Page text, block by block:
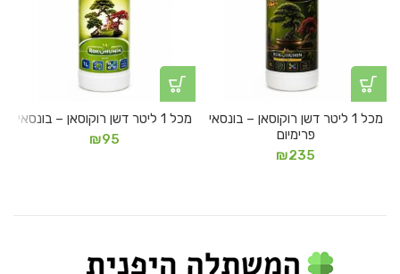
מכל 1 ליטר דשן רוקוסאן – בונסאי
פרימיום
₪235
מכל 1 ליטר דשן רוקוסאן – בונסאי
₪95